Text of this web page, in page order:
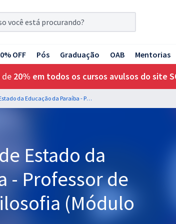
OFF Pós Graduação OAB Mentorias
de 20% em todos os cursos avulsos do site
SEE PB - Secretaria de Estado da Educação da Paraíba - Professor de Educação Básica - Filosofia (Módulo Especial)
Estado da
- Professor de
(Módulo